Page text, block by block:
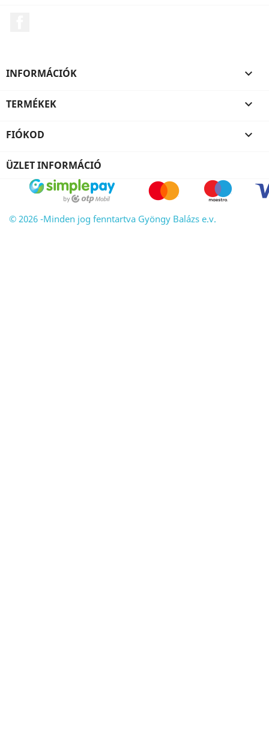
INFORMÁCIÓK 
TERMÉKEK 
FIÓKOD 
ÜZLET INFORMÁCIÓ
© 2026 -Minden jog fenntartva Gyöngy Balázs e.v.